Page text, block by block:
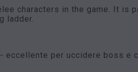
characters in the game. It is
ladder.
eccellente per uccidere boss e